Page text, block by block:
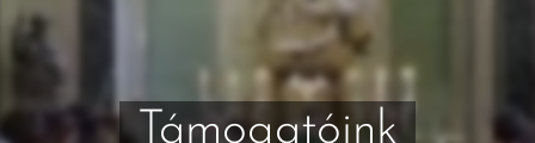
Támogatóink